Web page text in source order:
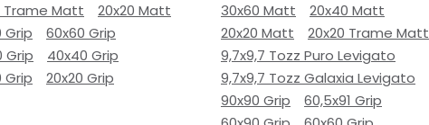
Trame Matt
20x20 Matt
Grip
60x60 Grip
Grip
40x40 Grip
Grip
20x20 Grip
30x60 Matt
20x40 Matt
20x20 Matt
20x20 Trame Matt
9,7x9,7 Tozz Puro Levigato
9,7x9,7 Tozz Galaxia Levigato
90x90 Grip
60,5x91 Grip